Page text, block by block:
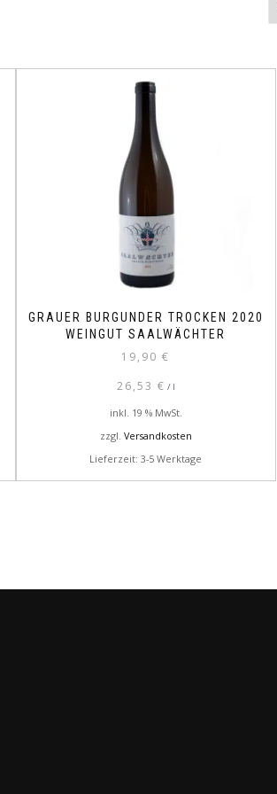
GRAUER BURGUNDER TROCKEN 2020
WEINGUT SAALWÄCHTER
19,90€
26,53 € / l
inkl. 19 % MwSt.
zzgl. Versandkosten
Lieferzeit: 3-5 Werktage